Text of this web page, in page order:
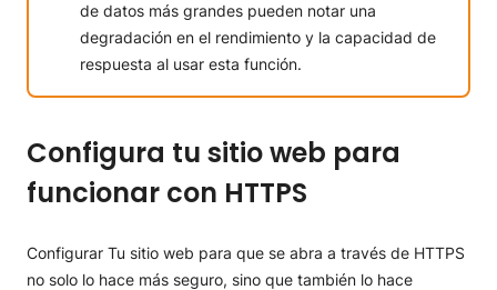
de datos más grandes pueden notar una
degradación en el rendimiento y la capacidad de
respuesta al usar esta función.
Configura tu sitio web para
funcionar con HTTPS
Configurar Tu sitio web para que se abra a través de HTTPS
no solo lo hace más seguro, sino que también lo hace